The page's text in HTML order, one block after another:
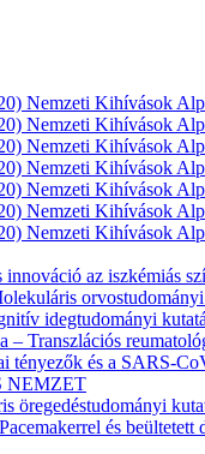
Nemzeti Kihívások
Nemzeti Kihívások
Nemzeti Kihívások
Nemzeti Kihívások
Nemzeti Kihívások
Nemzeti Kihívások
Nemzeti Kihívások
az iszkémiás
idegtudományi
Transzlációs
és a SARS-
NEMZET
és